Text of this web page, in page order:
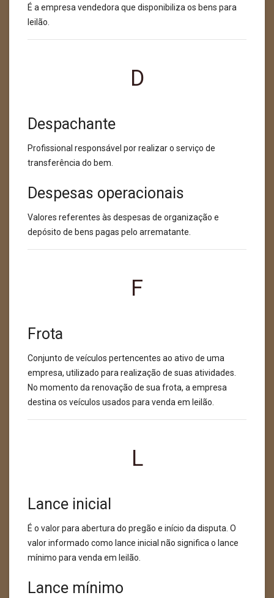
É a empresa vendedora que disponibiliza os bens para
leilão.
D
Despachante
Profissional responsável por realizar o serviço de
transferência do bem.
Despesas operacionais
Valores referentes às despesas de organização e
depósito de bens pagas pelo arrematante.
F
Frota
Conjunto de veículos pertencentes ao ativo de uma
empresa, utilizado para realização de suas atividades.
No momento da renovação de sua frota, a empresa
destina os veículos usados para venda em leilão.
L
Lance inicial
É o valor para abertura do pregão e início da disputa. O
valor informado como lance inicial não significa o lance
mínimo para venda em leilão.
Lance mínimo